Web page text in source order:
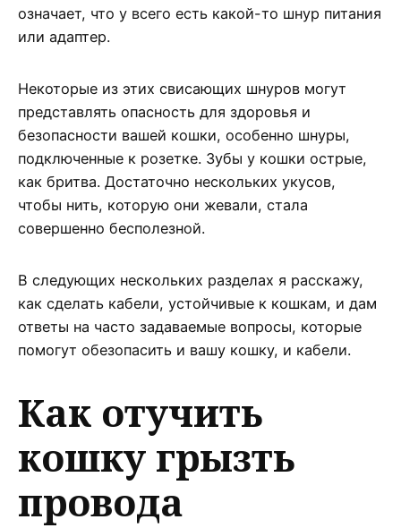
означает, что у всего есть какой-то шнур питания
или адаптер.
Некоторые из этих свисающих шнуров могут
представлять опасность для здоровья и
безопасности вашей кошки, особенно шнуры,
подключенные к розетке. Зубы у кошки острые,
как бритва. Достаточно нескольких укусов,
чтобы нить, которую они жевали, стала
совершенно бесполезной.
В следующих нескольких разделах я расскажу,
как сделать кабели, устойчивые к кошкам, и дам
ответы на часто задаваемые вопросы, которые
помогут обезопасить и вашу кошку, и кабели.
Как отучить
кошку грызть
провода